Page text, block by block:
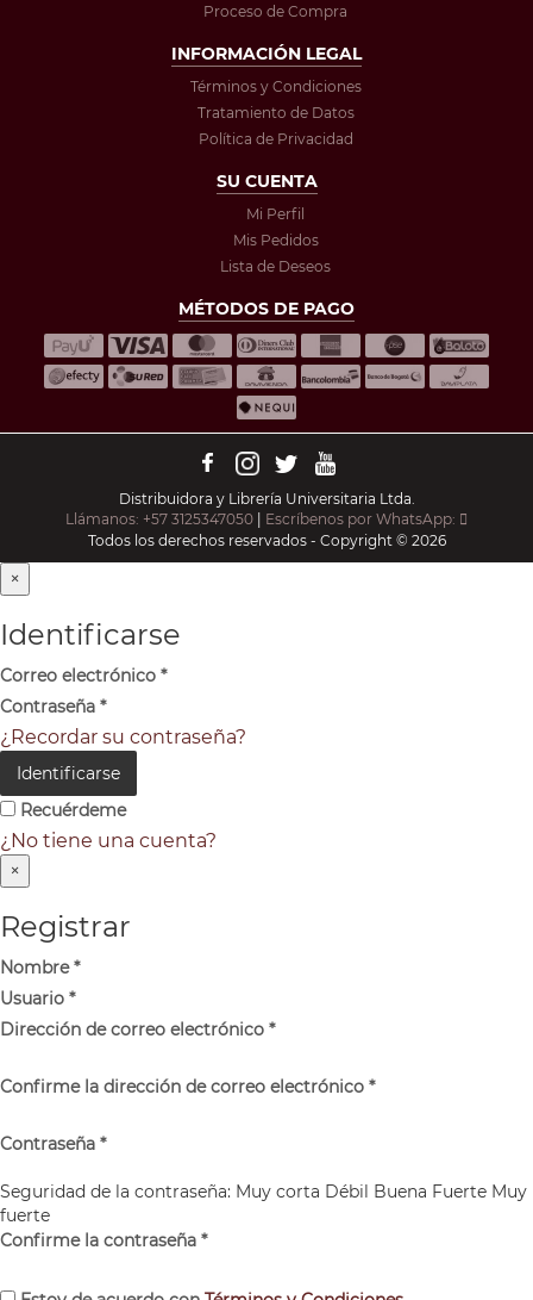
Proceso de Compra
INFORMACIÓN LEGAL
Términos y Condiciones
Tratamiento de Datos
Política de Privacidad
SU CUENTA
Mi Perfil
Mis Pedidos
Lista de Deseos
MÉTODOS DE PAGO
Distribuidora y Librería Universitaria Ltda.
Llámanos: +57 3125347050 | Escríbenos por WhatsApp:
Todos los derechos reservados - Copyright © 2026
×
Identificarse
Correo electrónico *
Contraseña *
¿Recordar su contraseña?
Identificarse
Recuérdeme
¿No tiene una cuenta?
×
Registrar
Nombre*
Usuario *
Dirección de correo electrónico *
Confirme la dirección de correo electrónico *
Contraseña *
Seguridad de la contraseña: Muy corta Débil Buena Fuerte Muy
fuerte
Confirme la contraseña *